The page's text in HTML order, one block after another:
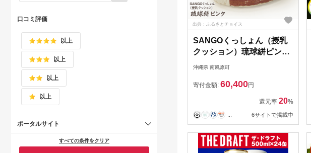
口コミ評価
以上
以上
以上
以上
ポータルサイト
すべての条件をクリア
出典：ふるさとチョイス
SANGOくっしょん（授乳
クッション）琉球絣ピン
ク ベビー用品 出産祝い
沖縄県 南風原町
寄付金額: 60,400円
還元率20%
6サイトで掲載中